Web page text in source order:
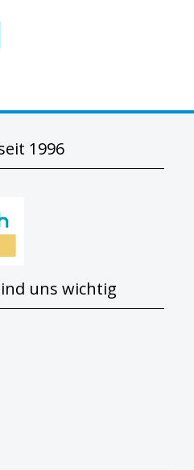
1996
uns wichtig